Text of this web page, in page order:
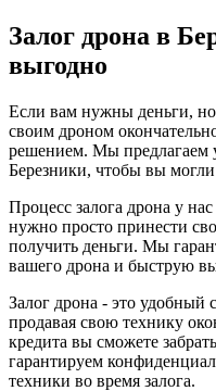
Залог дрона в
выгодно
Если вам нужны деньги, но
своим дроном
решением. Мы предлагаем
Березники, чтобы вы
Процесс залога дрона у
нужно просто принести
получить деньги. Мы
вашего дрона и быструю
Залог дрона - это удобный
продавая свою технику
кредита вы сможете
гарантируем
техники во время залога.